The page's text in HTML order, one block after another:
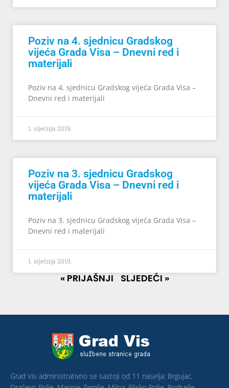
Poziv na 4. sjednicu Gradskog
vijeća Grada Visa – Dnevni red i
materijali
Poziv na 4. sjednicu Gradskog vijeća Grada Visa –
Dnevni red i materijali
1. siječnja 2019.
Poziv na 3. sjednicu Gradskog
vijeća Grada Visa – Dnevni red i
materijali
Poziv na 3. sjednicu Gradskog vijeća Grada Visa –
Dnevni red i materijali
1. siječnja 2019.
« PRIJAŠNJI SLJEDEĆI »
Grad Vis administrativno se sastoji od 11 naselja: Brgujac,